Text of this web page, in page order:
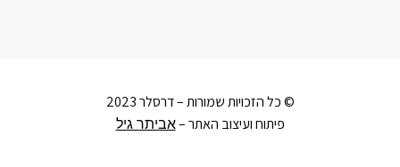
© כל הזכויות שמורות – דרסלר 2023
פיתוח ועיצוב האתר –אביתר גיל